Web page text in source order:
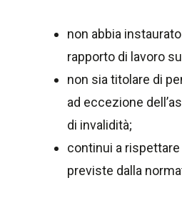
non abbia
rapporto di lavoro
non sia titolare di
ad eccezione
di invalidità;
continui a
previste dalla